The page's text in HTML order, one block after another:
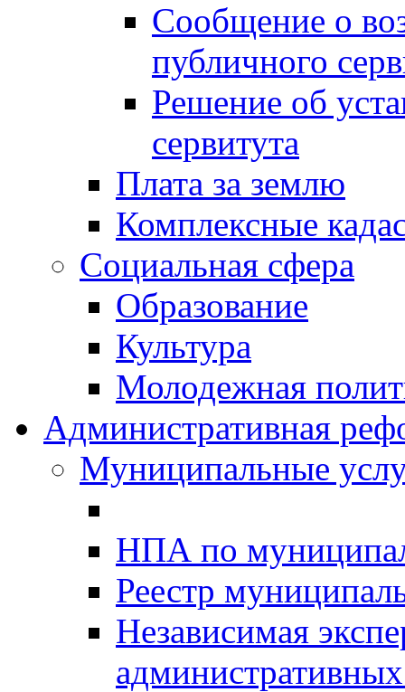
Сообщение о
публичного
Решение об
сервитута
Плата за землю
Комплексные
Социальная сфера
Образование
Культура
Молодежная
Административная
Муниципальные
НПА по
Реестр
Независимая